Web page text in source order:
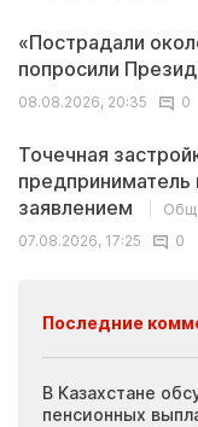
«Пострадали
попросили
08.08.2026, 20:35
0
Точечная
предприниматель
заявлением
07.08.2026, 17:25
0
Последние
В Казахстане
пенсионных